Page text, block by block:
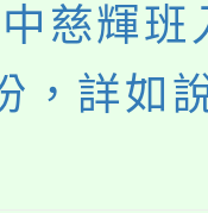
慈輝班
，詳如